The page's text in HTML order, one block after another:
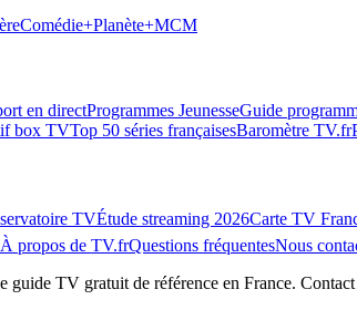
Comédie+Planète+MCM
en directProgrammes JeunesseGuide
box TVTop 50 séries françaisesBaromètre TV.fr
TVÉtude streaming 2026Carte TV
À propos de TV.frQuestions fréquentesNous
TV gratuit de référence en France. Contact